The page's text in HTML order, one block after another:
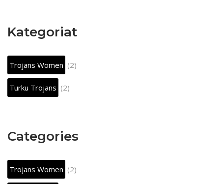
Kategoriat
Trojans Women (2)
Turku Trojans (2)
Categories
Trojans Women (2)